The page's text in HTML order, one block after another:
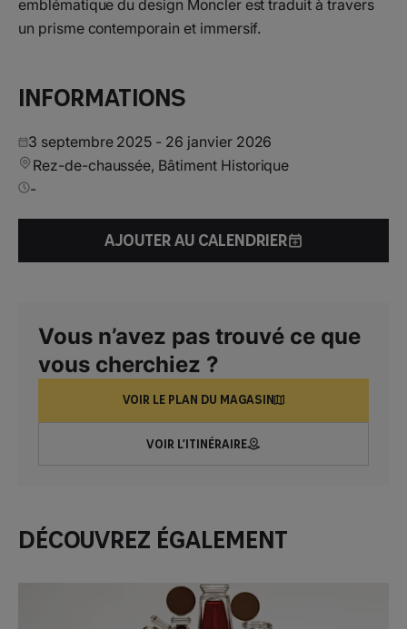
Informations
3 septembre 2025 - 26 janvier 2026
Rez-de-chaussée, Bâtiment Historique
-
AJOUTER AU CALENDRIER
emblématique du design Moncler est traduit à travers
un prisme contemporain et immersif.
Vous n’avez pas trouvé ce que
vous cherchiez ?
VOIR LE PLAN DU MAGASIN
VOIR L’ITINÉRAIRE
Découvrez également